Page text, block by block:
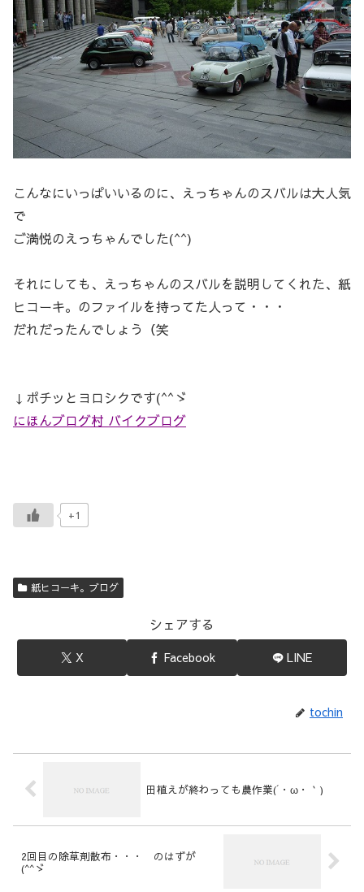
こんなにいっぱいいるのに、えっちゃんのスバルは大人気
で
ご満悦のえっちゃんでした(^^)
それにしても、えっちゃんのスバルを説明してくれた、紙
ヒコーキ。のファイルを持ってた人って・・・
だれだったんでしょう（笑
↓ポチッとヨロシクです(^^ゞ
にほんブログ村 バイクブログ
+1
紙ヒコーキ。ブログ
シェアする
X Facebook LINE
tochin
田植えが終わっても農作業(´・ω・｀)
2回目の除草剤散布・・・ のはずが
(^^ゞ